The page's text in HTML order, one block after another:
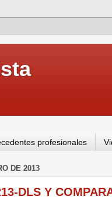
profesionales
DE 2013
DLS Y